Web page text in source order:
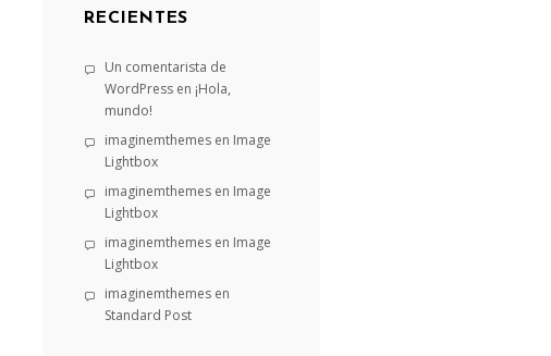
RECIENTES
Un comentarista de
WordPress en ¡Hola,
mundo!
imaginemthemes en Image
Lightbox
imaginemthemes en Image
Lightbox
imaginemthemes en Image
Lightbox
imaginemthemes en
Standard Post